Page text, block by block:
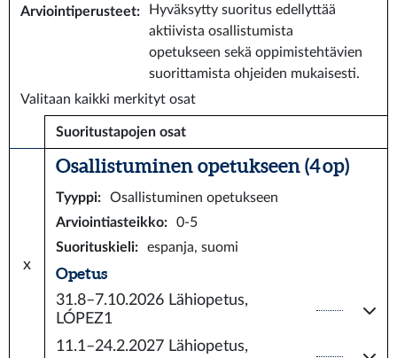
Arviointiperusteet:
Hyväksytty suoritus edellyttää
aktiivista osallistumista
opetukseen sekä oppimistehtävien
suorittamista ohjeiden mukaisesti.
Valitaan kaikki merkityt osat
Suoritustapojen osat
x
Osallistuminen opetukseen (4 op)
Tyyppi:
Osallistuminen opetukseen
Arviointiasteikko:
0-5
Suorituskieli: espanja, suomi
Opetus
31.8–7.10.2026 Lähiopetus,
LÓPEZ1
11.1–24.2.2027 Lähiopetus,